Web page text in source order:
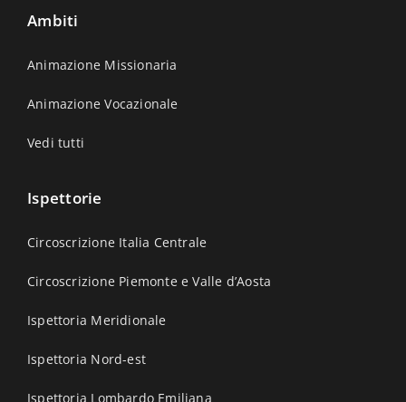
Ambiti
Animazione Missionaria
Animazione Vocazionale
Vedi tutti
Ispettorie
Circoscrizione Italia Centrale
Circoscrizione Piemonte e Valle d’Aosta
Ispettoria Meridionale
Ispettoria Nord-est
Ispettoria Lombardo Emiliana